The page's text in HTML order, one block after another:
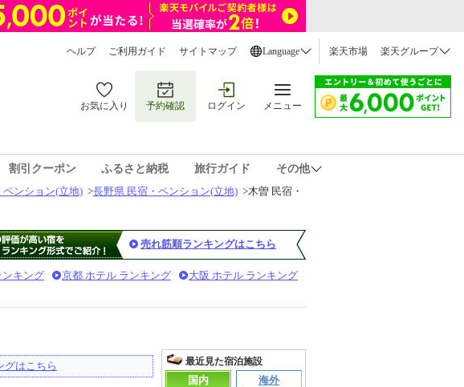
ヘルプ ご利用ガイド サイトマップ Language 楽天市場 楽天グループ
お気に入り 予約確認 ログイン メニュー
割引クーポン ふるさと納税 旅行ガイド
その他
ペンション(立地) >長野県 民宿・ペンション(立地) >木曽 民宿・
売れ筋順ランキングはこちら
ンキング 京都 ホテル ランキング 大阪 ホテル ランキング
グはこちら
最近見た宿泊施設
国内
海外